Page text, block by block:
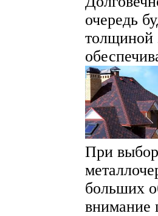
очередь
толщиной
При
больших
внимание